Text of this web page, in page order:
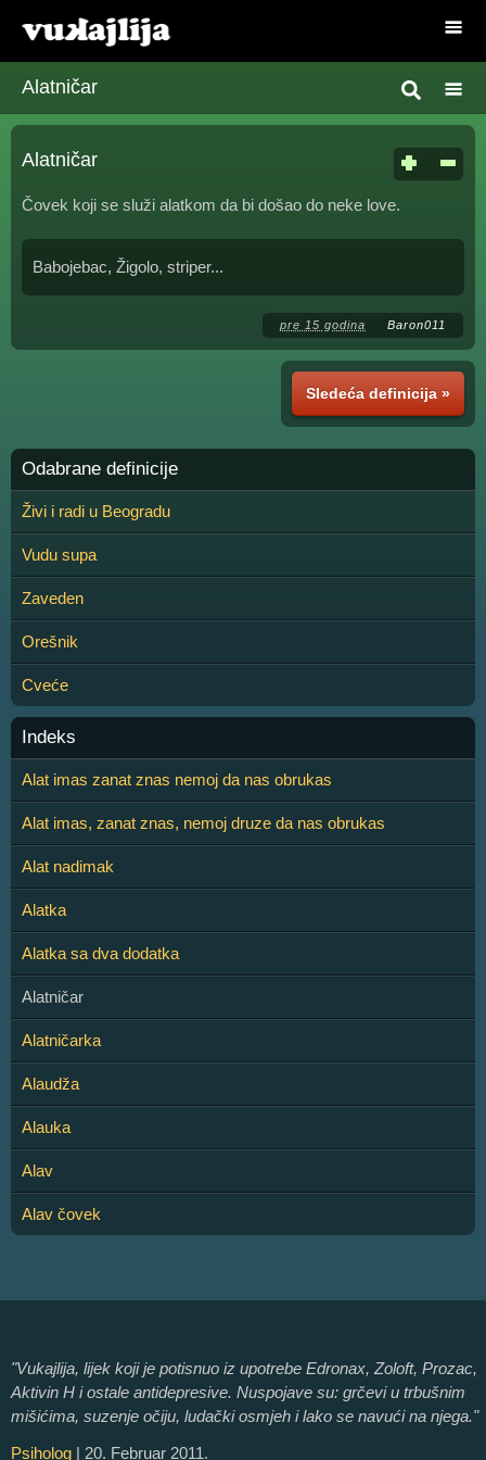
Alatničar
Alatničar
Čovek koji se služi alatkom da bi došao do neke love.
Babojebac, Žigolo, striper...
pre 15 godina Baron011
Sledeća definicija »
Odabrane definicije
Živi i radi u Beogradu
Vudu supa
Zaveden
Orešnik
Cveće
Indeks
Alat imas zanat znas nemoj da nas obrukas
Alat imas, zanat znas, nemoj druze da nas obrukas
Alat nadimak
Alatka
Alatka sa dva dodatka
Alatničar
Alatničarka
Alaudža
Alauka
Alav
Alav čovek
"Vukajlija, lijek koji je potisnuo iz upotrebe Edronax, Zoloft, Prozac,
Aktivin H i ostale antidepresive. Nuspojave su: grčevi u trbušnim
mišićima, suzenje očiju, ludački osmjeh i lako se navući na njega."
Psiholog | 20. Februar 2011.